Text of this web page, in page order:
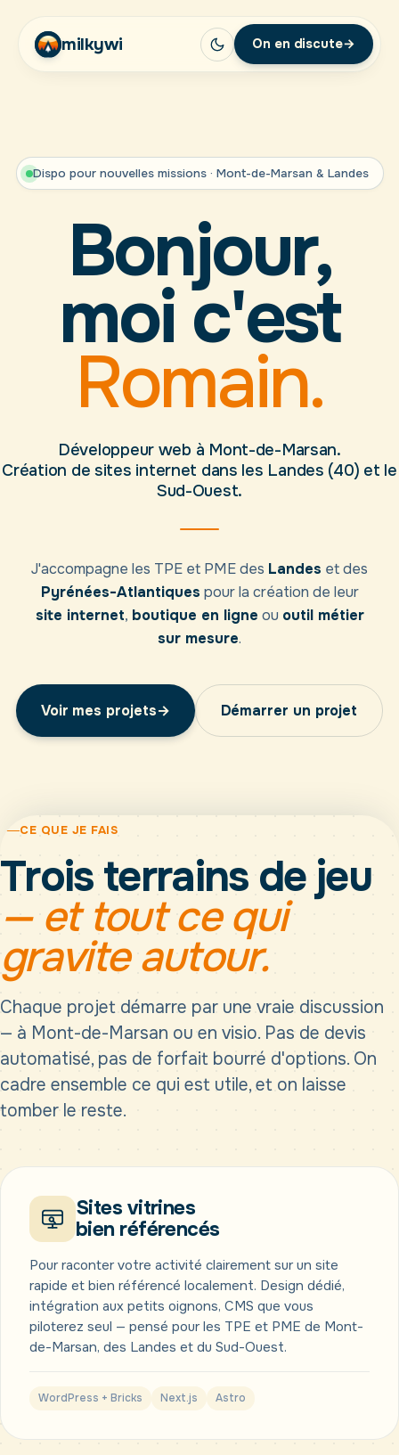
milkywi On en discute→
Dispo pour nouvelles missions · Mont-de-Marsan & Landes
Bonjour,
moi c'est
Romain.
Développeur web à Mont-de-Marsan.
Création de sites internet dans les Landes (40) et le
Sud-Ouest.
J'accompagne les TPE et PME des Landes et des
Pyrénées-Atlantiques pour la création de leur
site internet, boutique en ligne ou outil métier
sur mesure.
Voir mes projets→ Démarrer un projet
CE QUE JE FAIS
Trois terrains de jeu
— et tout ce qui
gravite autour.
Chaque projet démarre par une vraie discussion
— à Mont-de-Marsan ou en visio. Pas de devis
automatisé, pas de forfait bourré d'options. On
cadre ensemble ce qui est utile, et on laisse
tomber le reste.
Sites vitrines
bien référencés
Pour raconter votre activité clairement sur un site
rapide et bien référencé localement. Design dédié,
intégration aux petits oignons, CMS que vous
piloterez seul — pensé pour les TPE et PME de Mont-
de-Marsan, des Landes et du Sud-Ouest.
WordPress + Bricks Next.js Astro